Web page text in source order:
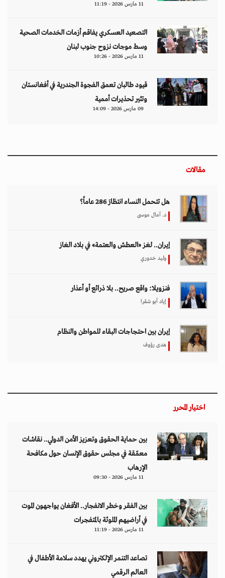
11 مارس 2026 - 11:19
التصعيد العسكري يفاقم أزمات الخدمات الصحية
وسط موجات نزوح جنوب لبنان
11 مارس 2026 - 10:26
قيود طالبان تعمق الفجوة الجندرية في أفغانستان
وتثير تحذيرات أممية
09 مارس 2026 - 14:09
مقالات
هل تتحمل النساء انتظارَ 286 عاماً؟
د. آمال موسى
إيران.. لغز «العطش والعتمة» في بلاد الغاز
وليد خدوري
فنزويلا: واقع صريح.. بلا ذرائع أو أعذار
إياد أبو شقرا
إيران بين احتجاجات البقاء للمواطن والنظام
هدى رؤوف
اختيار المحرر
بين حماية الحقوق وتعزيز الأمن الدولي.. نقاشات
معمّقة في مجلس حقوق الإنسان حول مكافحة
الإرهاب
11 مارس 2026 - 09:30
بين الفقر وخطر الانفجار.. الأفغان يواجهون الموت
في أراضيهم الملوثة بالمتفجرات
11 مارس 2026 - 11:19
تصاعد التنمر الإلكتروني يهدد سلامة الأطفال في
العالم الرقمي